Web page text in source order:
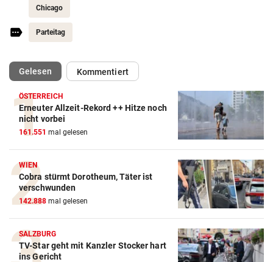
Chicago
Parteitag
Gelesen(ausgewählt)Kommentiert
ÖSTERREICH
Erneuter Allzeit-Rekord ++ Hitze noch
nicht vorbei
161.551 mal gelesen
WIEN
Cobra stürmt Dorotheum, Täter ist
verschwunden
142.888 mal gelesen
SALZBURG
TV-Star geht mit Kanzler Stocker hart
ins Gericht